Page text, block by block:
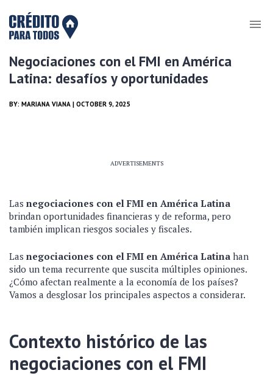
Negociaciones con el FMI en América
Latina: desafíos y oportunidades
BY: MARIANA VIANA | OCTOBER 9, 2025
ADVERTISEMENTS
Las negociaciones con el FMI en América Latina
brindan oportunidades financieras y de reforma, pero
también implican riesgos sociales y fiscales.
Las negociaciones con el FMI en América Latina han
sido un tema recurrente que suscita múltiples opiniones.
¿Cómo afectan realmente a la economía de los países?
Vamos a desglosar los principales aspectos a considerar.
Contexto histórico de las
negociaciones con el FMI